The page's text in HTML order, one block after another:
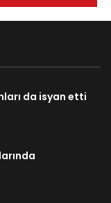
da isyan etti